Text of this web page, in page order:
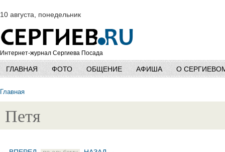
10 августа, понедельник
Интернет-журнал Сергиева Посада
ГЛАВНАЯ ФОТО ОБЩЕНИЕ АФИША О
Главная
Петя